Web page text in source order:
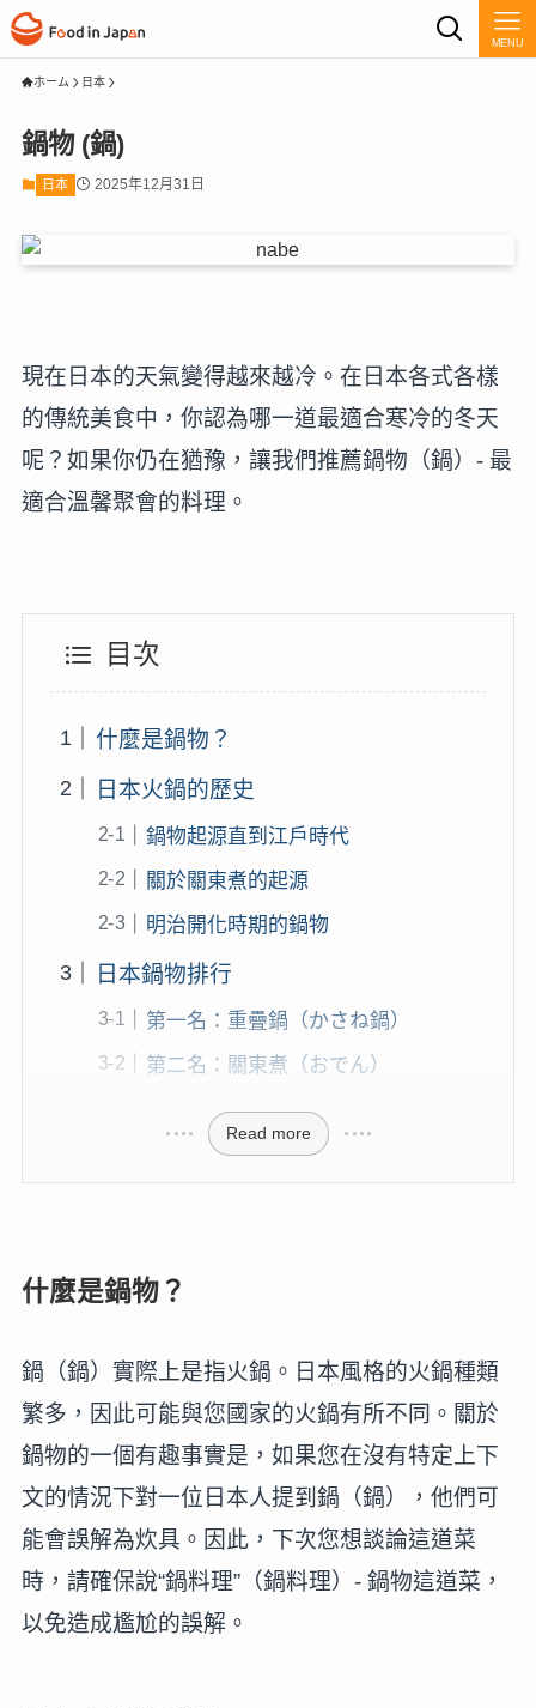
MENU
ホーム 日本
鍋物 (鍋)
日本 2025年12月31日
現在日本的天氣變得越來越冷。在日本各式各樣
的傳統美食中，你認為哪一道最適合寒冷的冬天
呢？如果你仍在猶豫，讓我們推薦鍋物（鍋）- 最
適合溫馨聚會的料理。
目次
什麼是鍋物？
日本火鍋的歷史
鍋物起源直到江戶時代
關於關東煮的起源
明治開化時期的鍋物
日本鍋物排行
第一名：重疊鍋（かさね鍋）
第二名：關東煮（おでん）
Read more
什麼是鍋物？
鍋（鍋）實際上是指火鍋。日本風格的火鍋種類
繁多，因此可能與您國家的火鍋有所不同。關於
鍋物的一個有趣事實是，如果您在沒有特定上下
文的情況下對一位日本人提到鍋（鍋），他們可
能會誤解為炊具。因此，下次您想談論這道菜
時，請確保說“鍋料理”（鍋料理）- 鍋物這道菜，
以免造成尷尬的誤解。